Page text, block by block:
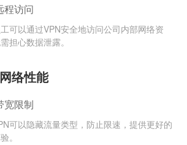
程访问
可以通过VPN安全地访问公司内部网络资
担心数据泄露。
络性能
宽限制
可以隐藏流量类型，防止限速，提供更好的
。